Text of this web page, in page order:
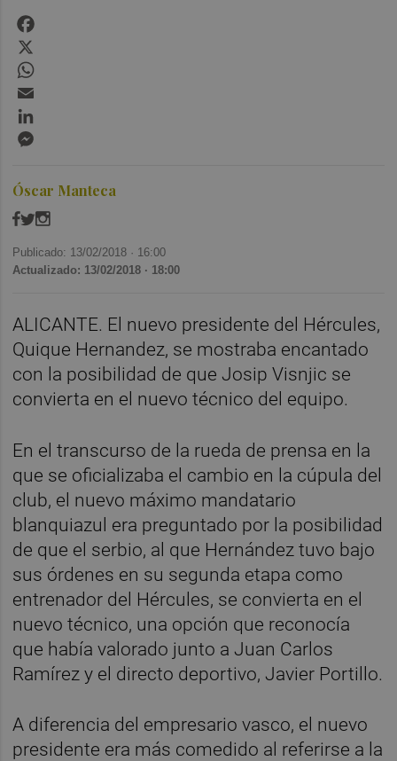
Óscar Manteca
Publicado: 13/02/2018 · 16:00
Actualizado: 13/02/2018 · 18:00
ALICANTE. El nuevo presidente del Hércules,
Quique Hernandez, se mostraba encantado
con la posibilidad de que Josip Visnjic se
convierta en el nuevo técnico del equipo.
En el transcurso de la rueda de prensa en la
que se oficializaba el cambio en la cúpula del
club, el nuevo máximo mandatario
blanquiazul era preguntado por la posibilidad
de que el serbio, al que Hernández tuvo bajo
sus órdenes en su segunda etapa como
entrenador del Hércules, se convierta en el
nuevo técnico, una opción que reconocía
que había valorado junto a Juan Carlos
Ramírez y el directo deportivo, Javier Portillo.
A diferencia del empresario vasco, el nuevo
presidente era más comedido al referirse a la